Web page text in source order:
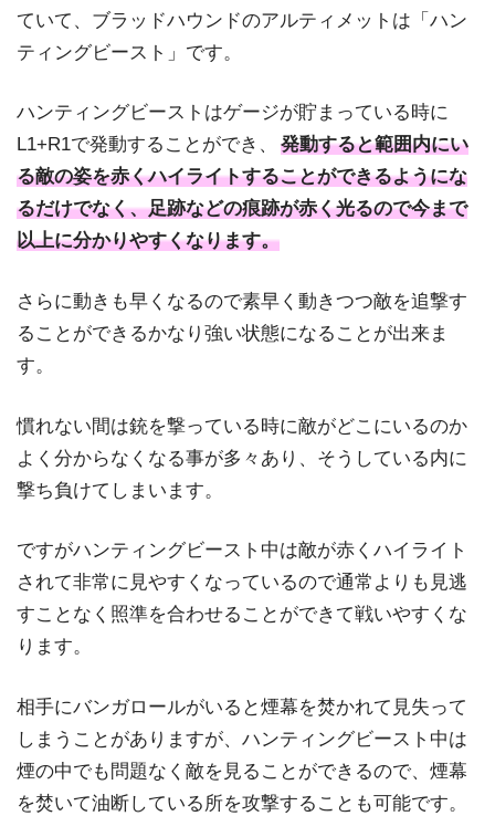
ていて、ブラッドハウンドのアルティメットは「ハン
ティングビースト」です。
ハンティングビーストはゲージが貯まっている時に
L1+R1で発動することができ、
発動すると範囲内にい
る敵の姿を赤くハイライトすることができるようにな
るだけでなく、足跡などの痕跡が赤く光るので今まで
以上に分かりやすくなります。
さらに動きも早くなるので素早く動きつつ敵を追撃す
ることができるかなり強い状態になることが出来ま
す。
慣れない間は銃を撃っている時に敵がどこにいるのか
よく分からなくなる事が多々あり、そうしている内に
撃ち負けてしまいます。
ですがハンティングビースト中は敵が赤くハイライト
されて非常に見やすくなっているので通常よりも見逃
すことなく照準を合わせることができて戦いやすくな
ります。
相手にバンガロールがいると煙幕を焚かれて見失って
しまうことがありますが、ハンティングビースト中は
煙の中でも問題なく敵を見ることができるので、煙幕
を焚いて油断している所を攻撃することも可能です。